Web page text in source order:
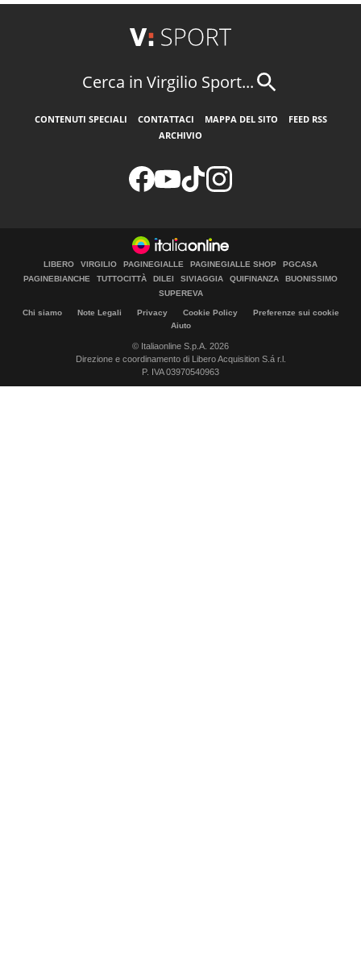
Cerca in Virgilio Sport...
CONTENUTI SPECIALI CONTATTACI MAPPA DEL SITO
FEED RSS
ARCHIVIO
LIBERO VIRGILIO PAGINEGIALLE PAGINEGIALLE SHOP
PGCASA
PAGINEBIANCHE
TUTTOCITTÀ DILEI SIVIAGGIA QUIFINANZA
BUONISSIMO
SUPEREVA
Chi siamo Note Legali Privacy Cookie Policy
Preferenze sui cookie
Aiuto
© Italiaonline S.p.A. 2026
Direzione e coordinamento di Libero Acquisition S.á r.l.
P. IVA 03970540963